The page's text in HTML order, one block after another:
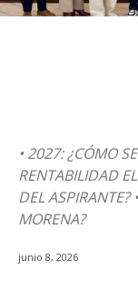
• 2027: ¿CÓMO
RENTABILIDAD
DEL ASPIRANTE?
MORENA?
junio 8, 2026